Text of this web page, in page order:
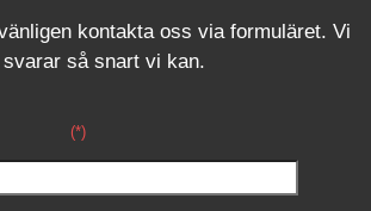
kontakta oss via formuläret. Vi
svararså snart vi kan.
(*)